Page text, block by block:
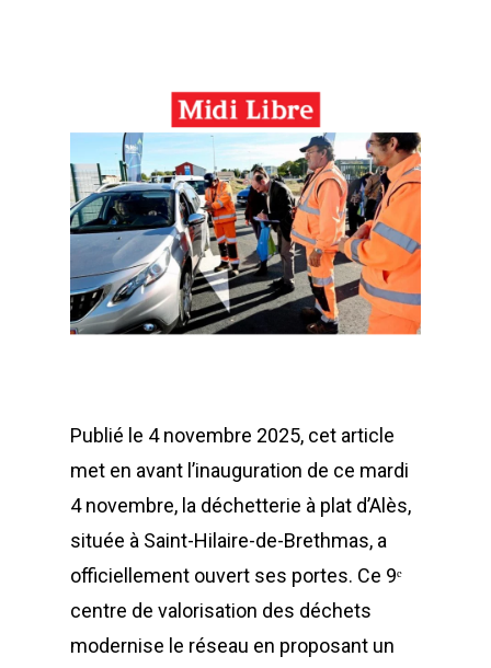
Publié le 4 novembre 2025, cet article
met en avant l’inauguration de ce mardi
4 novembre, la déchetterie à plat d’Alès,
située à Saint-Hilaire-de-Brethmas, a
officiellement ouvert ses portes. Ce 9ᵉ
centre de valorisation des déchets
modernise le réseau en proposant un